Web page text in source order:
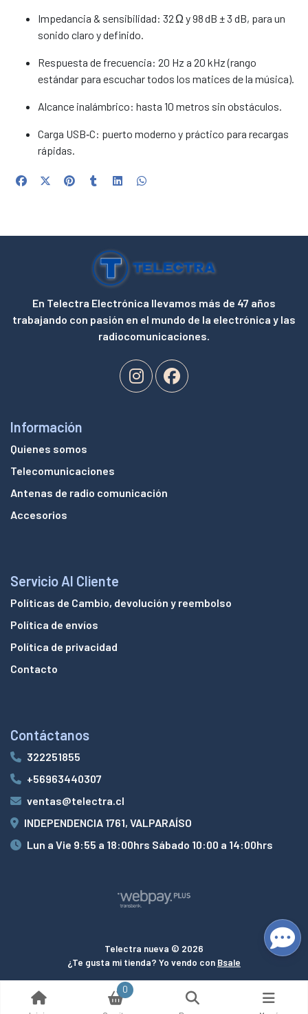
Impedancia & sensibilidad: 32 Ω y 98 dB ± 3 dB, para un
sonido claro y definido.
Respuesta de frecuencia: 20 Hz a 20 kHz (rango
estándar para escuchar todos los matices de la música).
Alcance inalámbrico: hasta 10 metros sin obstáculos.
Carga USB‑C: puerto moderno y práctico para recargas
rápidas.
En Telectra Electrónica llevamos más de 47 años
trabajando con pasión en el mundo de la electrónica y las
radiocomunicaciones.
Información
Quienes somos
Telecomunicaciones
Antenas de radio comunicación
Accesorios
Servicio Al Cliente
Políticas de Cambio, devolución y reembolso
Política de envíos
Política de privacidad
Contacto
Contáctanos
322251855
+56963440307
ventas@telectra.cl
INDEPENDENCIA 1761, VALPARAÍSO
Lun a Vie 9:55 a 18:00hrs Sábado 10:00 a 14:00hrs
Telectra nueva © 2026
¿Te gusta mi tienda? Yo vendo con Bsale
0